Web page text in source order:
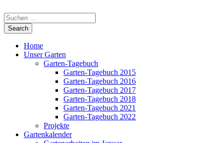
Home
Unser Garten
Garten-Tagebuch
Garten-Tagebuch 2015
Garten-Tagebuch 2016
Garten-Tagebuch 2017
Garten-Tagebuch 2018
Garten-Tagebuch 2021
Garten-Tagebuch 2022
Projekte
Gartenkalender